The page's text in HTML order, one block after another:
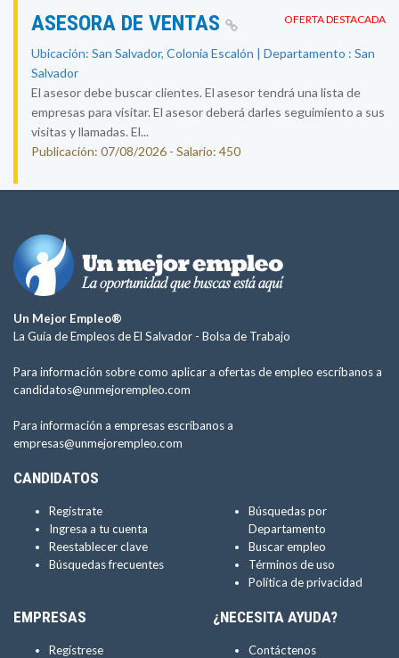
OFERTA DESTACADA
ASESORA DE VENTAS
Ubicación: San Salvador, Colonia Escalón | Departamento : San
Salvador
El asesor debe buscar clientes. El asesor tendrá una lista de
empresas para visitar. El asesor deberá darles seguimiento a sus
visitas y llamadas. El...
Publicación: 07/08/2026 - Salario: 450
Un Mejor Empleo®
La Guía de Empleos de El Salvador - Bolsa de Trabajo
Para información sobre como aplicar a ofertas de empleo escríbanos a
candidatos@unmejorempleo.com
Para información a empresas escríbanos a
empresas@unmejorempleo.com
CANDIDATOS
Regístrate
Ingresa a tu cuenta
Reestablecer clave
Búsquedas frecuentes
Búsquedas por
Departamento
Buscar empleo
Términos de uso
Política de privacidad
EMPRESAS
Regístrese
¿NECESITA AYUDA?
Contáctenos